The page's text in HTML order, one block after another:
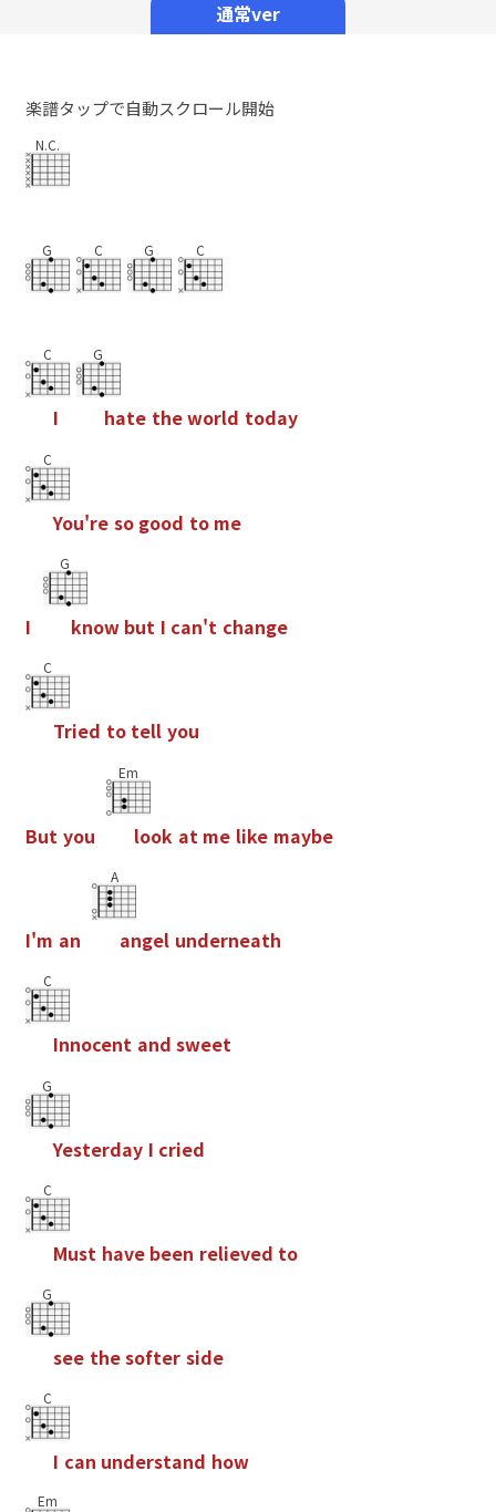
通常ver
楽譜タップで自動スクロール開始
N.C.
G C G C
C
I
G
hate theworld today
C
You're so good to me
I
G
know but I can't change
C
Tried to tell you
But you
Em
look at me like maybe
I'm an
A
angel underneath
C
Innocent and sweet
G
Yesterday I cried
C
Must have been relieved to
G
see thesofter side
C
I can understand how
Em